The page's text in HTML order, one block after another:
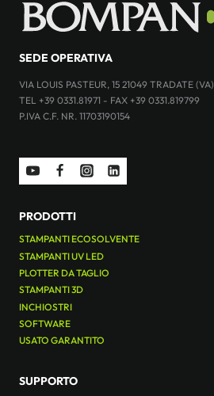
SEDE OPERATIVA
VIA LOUIS PASTEUR, 15 21049 TRADATE (VA)
TEL +39 0331.81971 - FAX +39 0331.819799
P.IVA C.F. NR. 11703190154
PRODOTTI
STAMPANTI ECOSOLVENTE
STAMPANTI UV LED
PLOTTER DA TAGLIO
STAMPANTI 3D
INCHIOSTRI
SOFTWARE
USATO GARANTITO
SUPPORTO